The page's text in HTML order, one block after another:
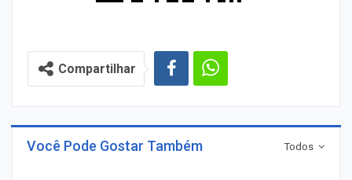
Compartilhar
Todos
Você Pode Gostar Também